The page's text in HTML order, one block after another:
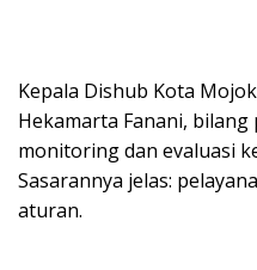
Kepala Dishub Kota
Hekamarta Fanani,
monitoring dan evaluasi
Sasarannya jelas:
aturan.